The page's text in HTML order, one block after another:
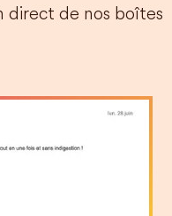
direct de nos boîtes